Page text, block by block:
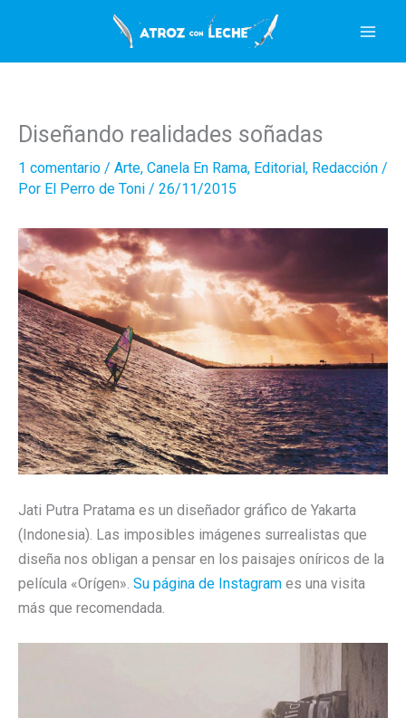
contenido
Diseñando realidades soñadas
1 comentario / Arte, Canela En Rama, Editorial, Redacción /
Por El Perro de Toni / 26/11/2015
Jati Putra Pratama es un diseñador gráfico de Yakarta
(Indonesia). Las imposibles imágenes surrealistas que
diseña nos obligan a pensar en los paisajes oníricos de la
película «Orígen». Su página de Instagram es una visita
más que recomendada.